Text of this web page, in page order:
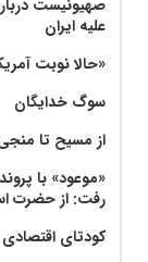
صهیونیست
علیه ایران
«حالا نوبت
سوگ خدایگان
از مسیح تا
«موعود» با
رفت: از حضرت
کودتای